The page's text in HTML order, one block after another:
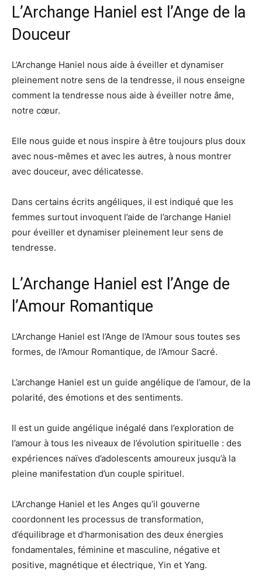
L’Archange Haniel est l’Ange de la
Douceur
L’Archange Haniel nous aide à éveiller et dynamiser
pleinement notre sens de la tendresse, il nous enseigne
comment la tendresse nous aide à éveiller notre âme,
notre cœur.
Elle nous guide et nous inspire à être toujours plus doux
avec nous-mêmes et avec les autres, à nous montrer
avec douceur, avec délicatesse.
Dans certains écrits angéliques, il est indiqué que les
femmes surtout invoquent l’aide de l’archange Haniel
pour éveiller et dynamiser pleinement leur sens de
tendresse.
L’Archange Haniel est l’Ange de
l’Amour Romantique
L’Archange Haniel est l’Ange de l’Amour sous toutes ses
formes, de l’Amour Romantique, de l’Amour Sacré.
L’archange Haniel est un guide angélique de l’amour, de la
polarité, des émotions et des sentiments.
Il est un guide angélique inégalé dans l’exploration de
l’amour à tous les niveaux de l’évolution spirituelle : des
expériences naïves d’adolescents amoureux jusqu’à la
pleine manifestation d’un couple spirituel.
L’Archange Haniel et les Anges qu’il gouverne
coordonnent les processus de transformation,
d’équilibrage et d’harmonisation des deux énergies
fondamentales, féminine et masculine, négative et
positive, magnétique et électrique, Yin et Yang.